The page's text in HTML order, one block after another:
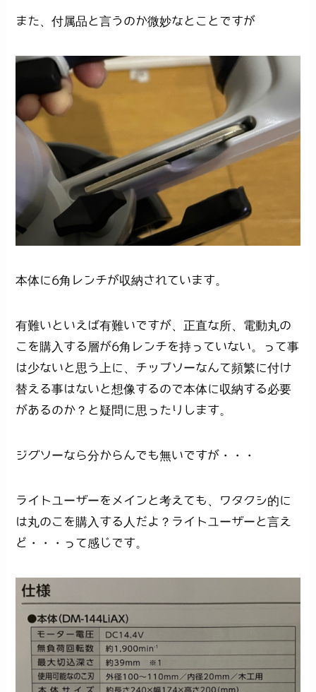
また、付属品と言うのか微妙なとことですが
本体に6角レンチが収納されています。
有難いといえば有難いですが、正直な所、電動丸の
こを購入する層が6角レンチを持っていない。って事
は少ないと思う上に、チップソーなんて頻繁に付け
替える事はないと想像するので本体に収納する必要
があるのか？と疑問に思ったりします。
ジグソーなら分からんでも無いですが・・・
ライトユーザーをメインと考えても、ワタクシ的に
は丸のこを購入する人だよ？ライトユーザーと言え
ど・・・って感じです。